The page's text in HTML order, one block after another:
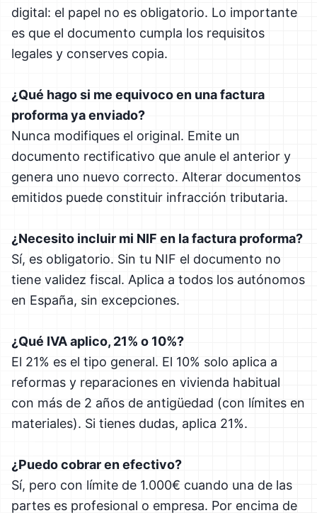
digital: el papel no es obligatorio. Lo importante
es que el documento cumpla los requisitos
legales y conserves copia.
¿Qué hago si me equivoco en una factura
proforma ya enviado?
Nunca modifiques el original. Emite un
documento rectificativo que anule el anterior y
genera uno nuevo correcto. Alterar documentos
emitidos puede constituir infracción tributaria.
¿Necesito incluir mi NIF en la factura proforma?
Sí, es obligatorio. Sin tu NIF el documento no
tiene validez fiscal. Aplica a todos los autónomos
en España, sin excepciones.
¿Qué IVA aplico, 21% o 10%?
El 21% es el tipo general. El 10% solo aplica a
reformas y reparaciones en vivienda habitual
con más de 2 años de antigüedad (con límites en
materiales). Si tienes dudas, aplica 21%.
¿Puedo cobrar en efectivo?
Sí, pero con límite de 1.000€ cuando una de las
partes es profesional o empresa. Por encima de